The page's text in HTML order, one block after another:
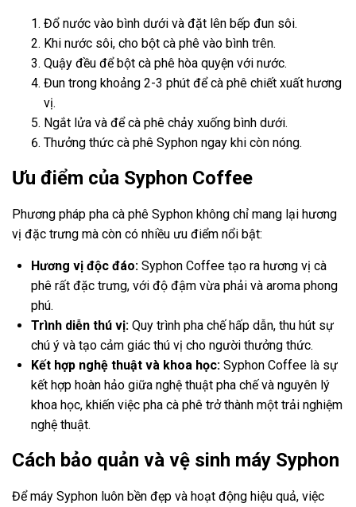
Đổ nước vào bình dưới và đặt lên bếp đun sôi.
Khi nước sôi, cho bột cà phê vào bình trên.
Quậy đều để bột cà phê hòa quyện với nước.
Đun trong khoảng 2-3 phút để cà phê chiết xuất hương
vị.
Ngắt lửa và để cà phê chảy xuống bình dưới.
Thưởng thức cà phê Syphon ngay khi còn nóng.
Ưu điểm của Syphon Coffee
Phương pháp pha cà phê Syphon không chỉ mang lại hương
vị đặc trưng mà còn có nhiều ưu điểm nổi bật:
Hương vị độc đáo: Syphon Coffee tạo ra hương vị cà
phê rất đặc trưng, với độ đậm vừa phải và aroma phong
phú.
Trình diễn thú vị: Quy trình pha chế hấp dẫn, thu hút sự
chú ý và tạo cảm giác thú vị cho người thưởng thức.
Kết hợp nghệ thuật và khoa học: Syphon Coffee là sự
kết hợp hoàn hảo giữa nghệ thuật pha chế và nguyên lý
khoa học, khiến việc pha cà phê trở thành một trải nghiệm
nghệ thuật.
Cách bảo quản và vệ sinh máy Syphon
Để máy Syphon luôn bền đẹp và hoạt động hiệu quả, việc